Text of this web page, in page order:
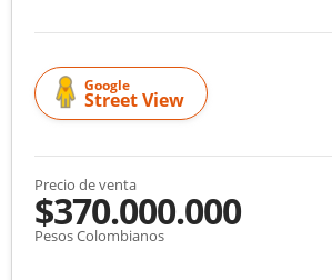
Google
Street View
Precio de venta
$370.000.000
Pesos Colombianos